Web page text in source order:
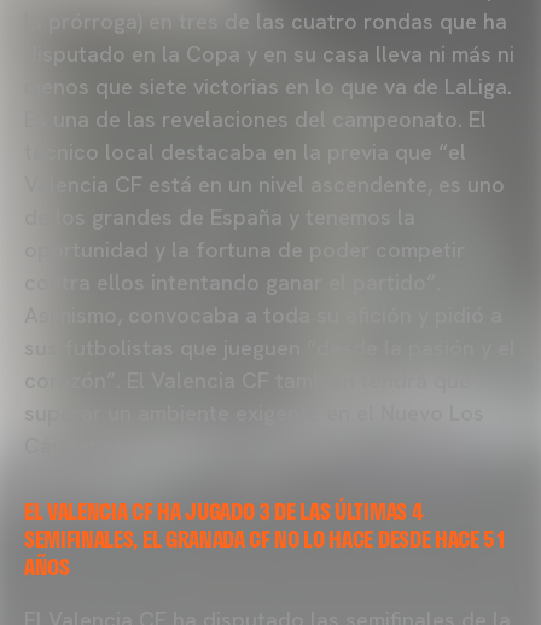
la prórroga) en tres de las cuatro rondas que ha
disputado en la Copa y en su casa lleva ni más ni
menos que siete victorias en lo que va de LaLiga.
Es una de las revelaciones del campeonato. El
técnico local destacaba en la previa que “el
Valencia CF está en un nivel ascendente, es uno
de los grandes de España y tenemos la
oportunidad y la fortuna de poder competir
contra ellos intentando ganar el partido”.
EL VALENCIA CF HA JUGADO 3 DE LAS ÚLTIMAS 4
SEMIFINALES, EL GRANADA CF NO LO HACE DESDE HACE 51
AÑOS